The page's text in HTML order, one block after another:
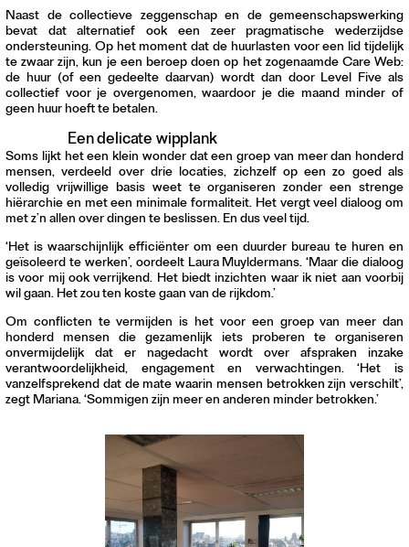
Naast de collectieve zeggenschap en de gemeenschapswerking
bevat dat alternatief ook een zeer pragmatische wederzijdse
ondersteuning. Op het moment dat de huurlasten voor een lid tijdelijk
te zwaar zijn, kun je een beroep doen op het zogenaamde Care Web:
de huur (of een gedeelte daarvan) wordt dan door Level Five als
collectief voor je overgenomen, waardoor je die maand minder of
geen huur hoeft te betalen.
Een delicate wipplank
Soms lijkt het een klein wonder dat een groep van meer dan honderd
mensen, verdeeld over drie locaties, zichzelf op een zo goed als
volledig vrijwillige basis weet te organiseren zonder een strenge
hiërarchie en met een minimale formaliteit. Het vergt veel dialoog om
met z’n allen over dingen te beslissen. En dus veel tijd.
‘Het is waarschijnlijk efficiënter om een duurder bureau te huren en
geïsoleerd te werken’, oordeelt Laura Muyldermans. ‘Maar die dialoog
is voor mij ook verrijkend. Het biedt inzichten waar ik niet aan voorbij
wil gaan. Het zou ten koste gaan van de rijkdom.’
Om conflicten te vermijden is het voor een groep van meer dan
honderd mensen die gezamenlijk iets proberen te organiseren
onvermijdelijk dat er nagedacht wordt over afspraken inzake
verantwoordelijkheid, engagement en verwachtingen. ‘Het is
vanzelfsprekend dat de mate waarin mensen betrokken zijn verschilt’,
zegt Mariana. ‘Sommigen zijn meer en anderen minder betrokken.’